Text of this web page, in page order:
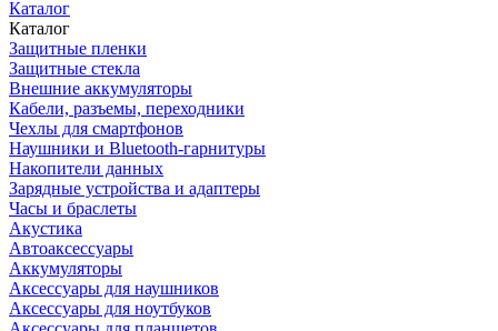
Каталог
Каталог
Защитные пленки
Защитные стекла
Внешние аккумуляторы
Кабели, разъемы, переходники
Чехлы для смартфонов
Наушники и Bluetooth-гарнитуры
Накопители данных
Зарядные устройства и адаптеры
Часы и браслеты
Акустика
Автоаксессуары
Аккумуляторы
Аксессуары для наушников
Аксессуары для ноутбуков